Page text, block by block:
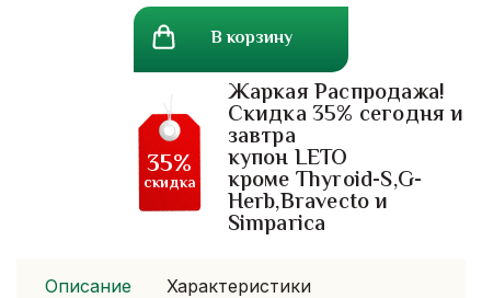
В корзину
Жаркая Распродажа!
Скидка 35% сегодня и
завтра
купон LETO
кроме Thyroid-S,G-
Herb,Bravecto и
Simparica
35%
скидка
Описание
Характеристики